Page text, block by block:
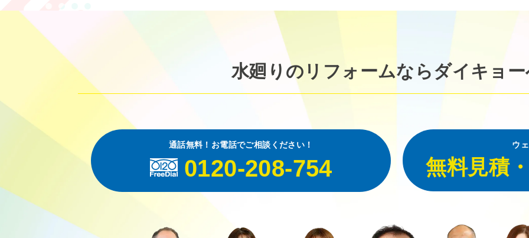
水廻りのリフォームならダイキョ
通話無料！お電話でご相談ください！
0120-208-754
ウ
無料見積